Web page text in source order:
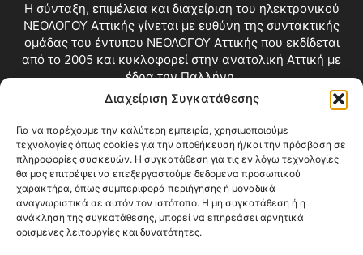
Διαχείριση Συγκατάθεσης
Για να παρέχουμε την καλύτερη εμπειρία, χρησιμοποιούμε
τεχνολογίες όπως cookies για την αποθήκευση ή/και την πρόσβαση σε
πληροφορίες συσκευών. Η συγκατάθεση για τις εν λόγω τεχνολογίες
θα μας επιτρέψει να επεξεργαστούμε δεδομένα προσωπικού
χαρακτήρα, όπως συμπεριφορά περιήγησης ή μοναδικά
αναγνωριστικά σε αυτόν τον ιστότοπο. Η μη συγκατάθεση ή η
ανάκληση της συγκατάθεσης, μπορεί να επηρεάσει αρνητικά
ορισμένες λειτουργίες και δυνατότητες.
Η σύνταξη, επιμέλεια και διαχείριση του ηλεκτρονικού
ΝΕΟΛΟΓΟΥ Αττικής γίνεται με ευθύνη της συντακτικής
ομάδας του έντυπου ΝΕΟΛΟΓΟΥ Αττικής που εκδίδεται
από το 2005 και κυκλοφορεί στην ανατολική Αττική με
έδρα την Παλλήνη.
Επικοινωνία:info@neologosattikis.gr
ΑΚΟΛΟΥΘΗΣΕ ΜΑΣ